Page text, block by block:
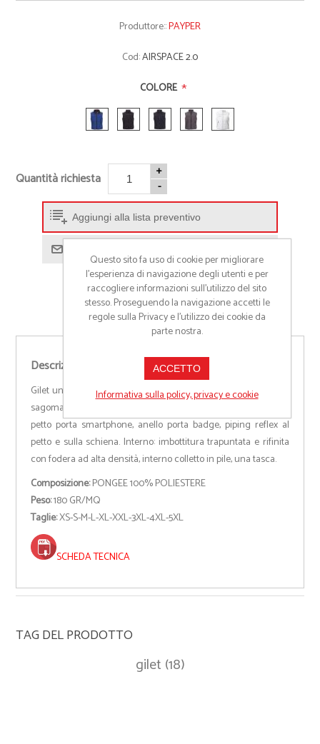
Produttore::PAYPER
Cod:AIRSPACE 2.0
COLORE *
Quantità richiesta
+
-
Aggiungi alla lista preventivo
Descrizione
Gilet unisex, zip 8 mm in plastica con cursore in metallo, retro
sagomato, due ampie tasche esterne con zip, ampia tasca al
petto porta smartphone, anello porta badge, piping reflex al
petto e sulla schiena. Interno: imbottitura trapuntata e rifinita
con fodera ad alta densità, interno colletto in pile, una tasca.
Composizione:PONGEE 100% POLIESTERE
Peso:180 GR/MQ
Taglie:XS-S-M-L-XL-XXL-3XL-4XL-5XL
SCHEDA TECNICA
TAG DEL PRODOTTO
gilet (18)
Questo sito fa uso di cookie per migliorare
l’esperienza di navigazione degli utenti e per
raccogliere informazioni sull’utilizzo del sito
stesso. Proseguendo la navigazione accetti le
regole sulla Privacy e l'utilizzo dei cookie da
parte nostra.
ACCETTO
Informativa sulla policy, privacy e cookie